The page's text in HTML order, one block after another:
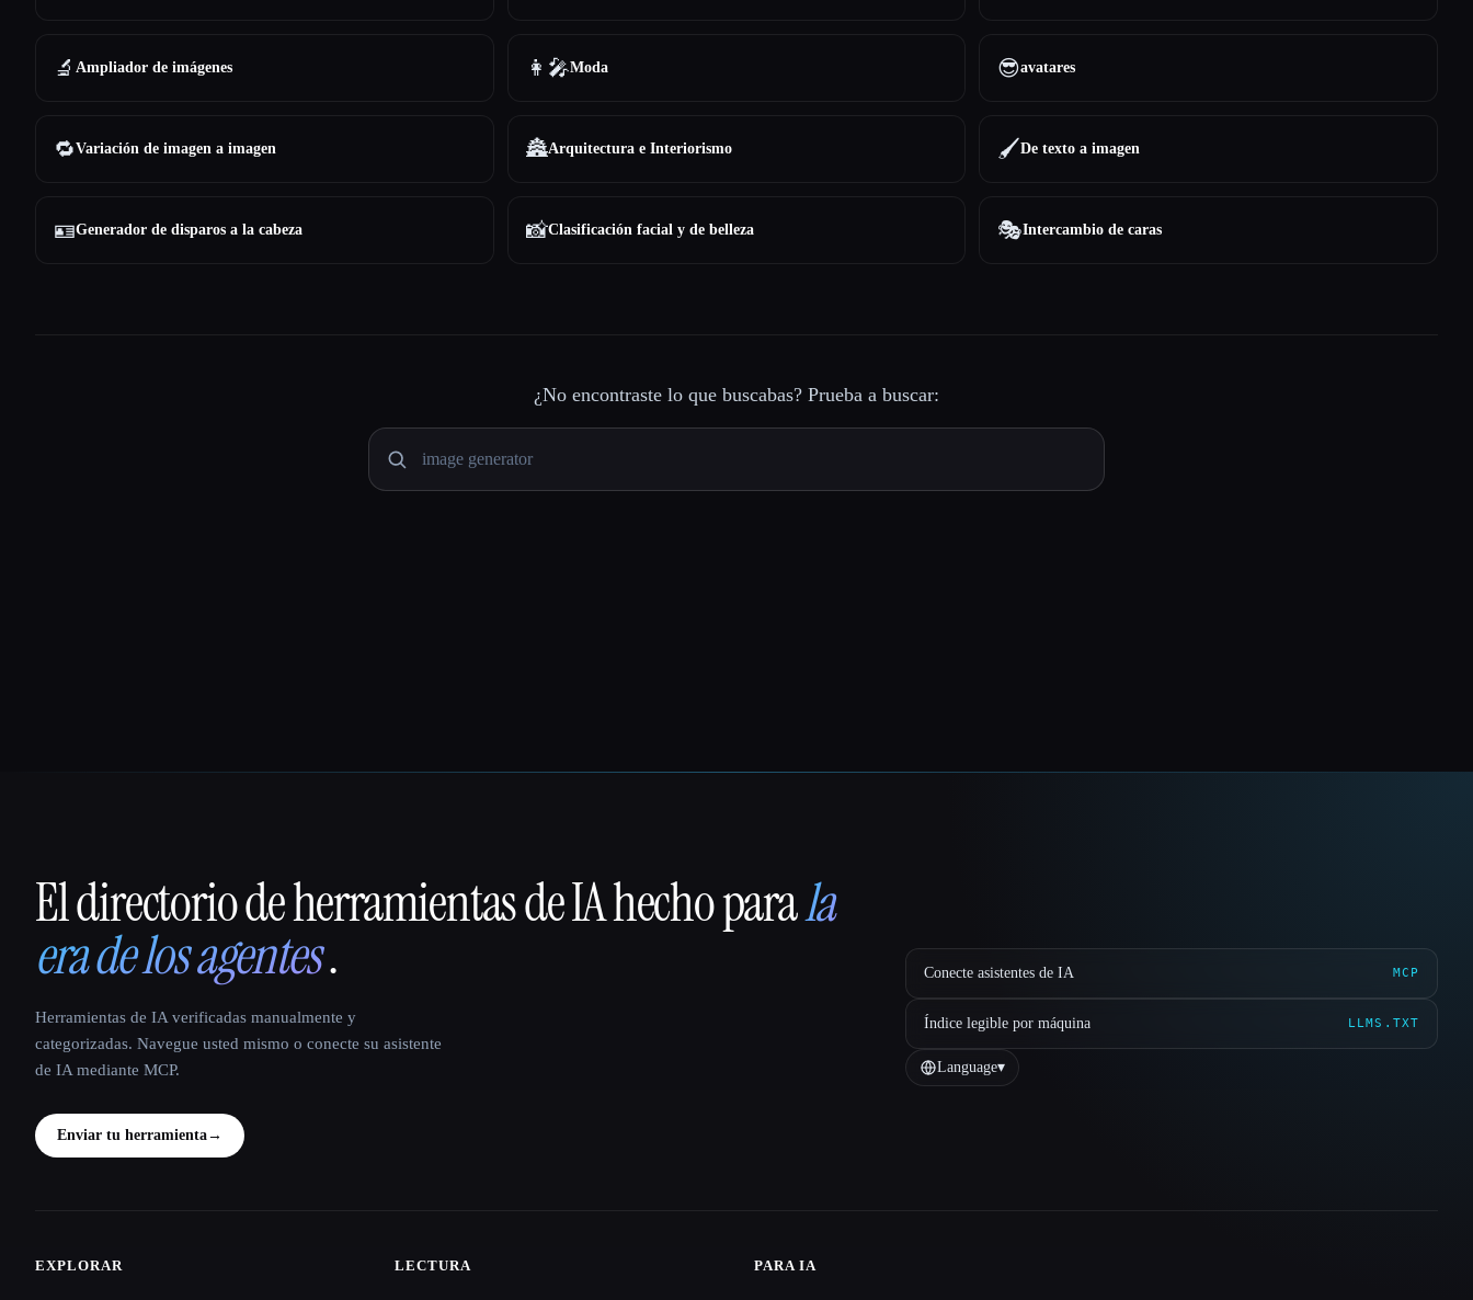
🔬 Ampliador de imágenes 👩‍🎤Moda 😎avatares
🔁Variación de imagen a imagen 🏯Arquitectura e Interiorismo 🖌️De texto a imagen
🪪Generador de disparos a la cabeza 📸Clasificación facial y de belleza 🎭Intercambio de caras
¿No encontraste lo que buscabas? Prueba a buscar:
That AI Collection
El directorio de herramientas de IA hecho parala
era de los agentes.
Herramientas de IA verificadas manualmente y
categorizadas. Navegue usted mismo o conecte su asistente
de IA mediante MCP.
Enviar tu herramienta→
Conecte asistentes de IA MCP
Índice legible por máquina LLMS.TXT
Language▾
Site navigation
EXPLORAR LECTURA PARA IA